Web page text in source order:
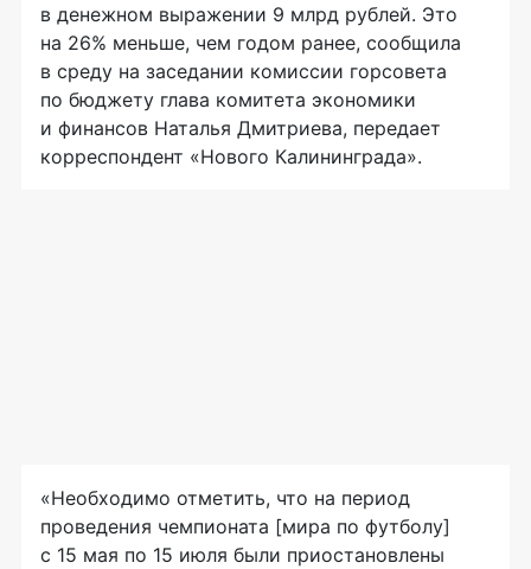
в денежном выражении 9 млрд рублей. Это
на 26% меньше, чем годом ранее, сообщила
в среду на заседании комиссии горсовета
по бюджету глава комитета экономики
и финансов Наталья Дмитриева, передает
корреспондент «Нового Калининграда».
«Необходимо отметить, что на период
проведения чемпионата [мира по футболу]
с 15 мая по 15 июля были приостановлены